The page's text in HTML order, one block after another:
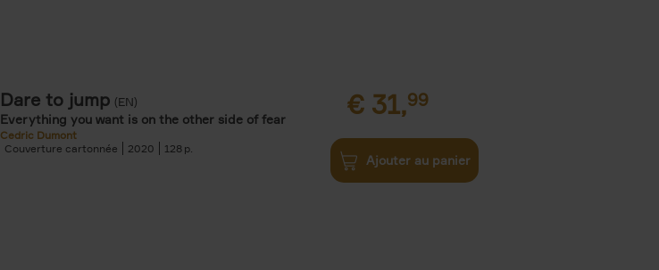
Dare to jump (EN)
Everything you want is on the other side of fear
Cedric Dumont
Couverture cartonnée
2020 128
€ 31,99
Ajouter au panier